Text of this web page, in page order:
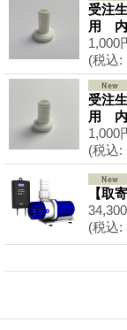
受注
用 内
1,000
(税込:
受注
用 内
1,000
(税込:
【取
(税込: